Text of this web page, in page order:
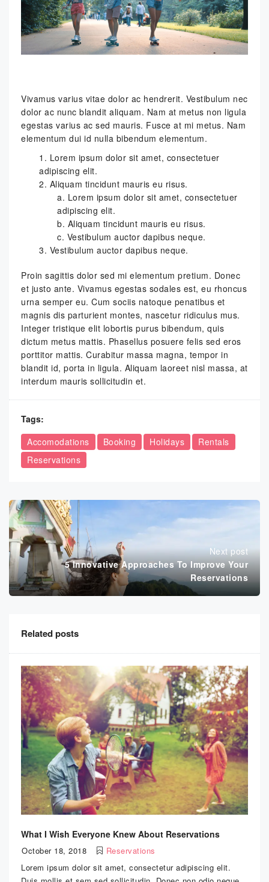
Vivamus varius vitae dolor ac hendrerit. Vestibulum nec
dolor ac nunc blandit aliquam. Nam at metus non ligula
egestas varius ac sed mauris. Fusce at mi metus. Nam
elementum dui id nulla bibendum elementum.
Lorem ipsum dolor sit amet, consectetuer
adipiscing elit.
Aliquam tincidunt mauris eu risus.
Lorem ipsum dolor sit amet, consectetuer
adipiscing elit.
Aliquam tincidunt mauris eu risus.
Vestibulum auctor dapibus neque.
Vestibulum auctor dapibus neque.
Proin sagittis dolor sed mi elementum pretium. Donec
et justo ante. Vivamus egestas sodales est, eu rhoncus
urna semper eu. Cum sociis natoque penatibus et
magnis dis parturient montes, nascetur ridiculus mus.
Integer tristique elit lobortis purus bibendum, quis
dictum metus mattis. Phasellus posuere felis sed eros
porttitor mattis. Curabitur massa magna, tempor in
blandit id, porta in ligula. Aliquam laoreet nisl massa, at
interdum mauris sollicitudin et.
Tags:
Accomodations
Booking Holidays
Rentals
Reservations
Next post
5 Innovative Approaches To Improve Your
Reservations
Related posts
What I Wish Everyone Knew About Reservations
October 18, 2018
Reservations
Lorem ipsum dolor sit amet, consectetur adipiscing elit.